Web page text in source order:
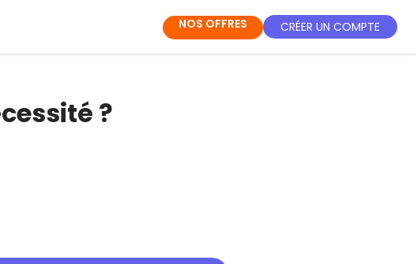
NOS OFFRES CRÉER UN COMPTE
?